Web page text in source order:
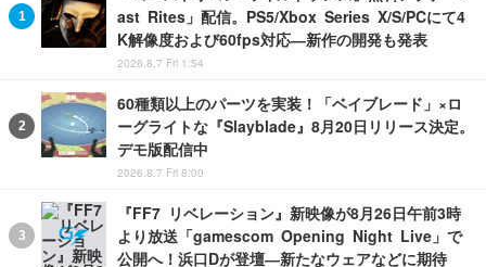
ast Rites」配信。PS5/Xbox Series X/S/PCにて4
K解像度および60fps対応―新作の開発も発表
2026.8.7 Fri 1:54
60種類以上のパーツを実装！「ベイブレード」×ロ
ーグライトな『Slayblade』8月20日リリース決定。
デモ版配信中
2026.8.7 Fri 8:00
『FF7 リベレーション』新映像が8月26日午前3時
より放送「gamescom Opening Night Live」で
公開へ！浜口Dが登壇―新たなウェアなどに期待